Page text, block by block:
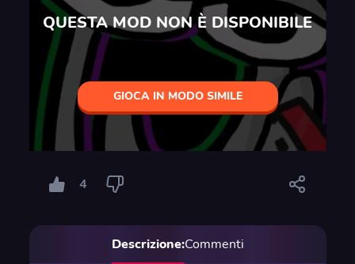
QUESTA MOD NON È DISPONIBILE
GIOCA IN MODO SIMILE
4
Descrizione:Commenti